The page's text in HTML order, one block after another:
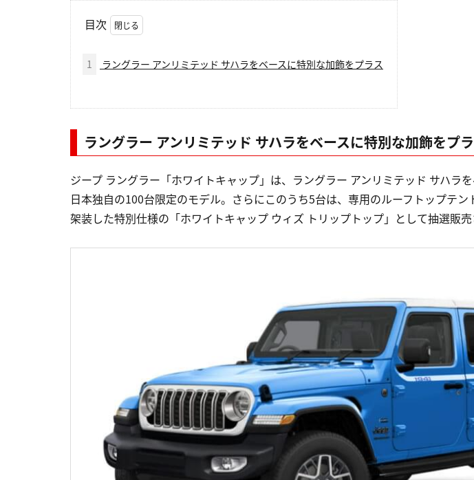
目次
1 ラングラー アンリミテッド サハラをベースに特別な加飾をプラス
ラングラー アンリミテッド サハラをベースに特別な加飾をプ
ジープ ラングラー「ホワイトキャップ」は、ラングラー アンリミテッド サハラを
日本独自の100台限定のモデル。さらにこのうち5台は、専用のルーフトップテン
架装した特別仕様の「ホワイトキャップ ウィズ トリップトップ」として抽選販売